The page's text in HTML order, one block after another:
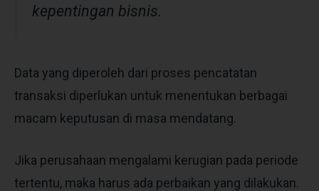
kepentingan bisnis.
Data yang diperoleh dari proses pencatatan
transaksi diperlukan untuk menentukan berbagai
macam keputusan di masa mendatang.
Jika perusahaan mengalami kerugian pada periode
tertentu, maka harus ada perbaikan yang dilakukan.